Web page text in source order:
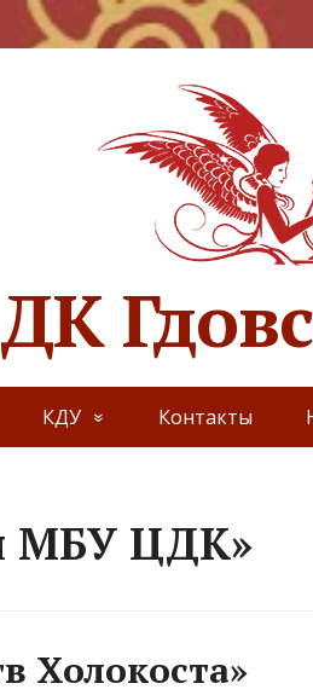
КДУ Контакты
МБУ ЦДК»
Холокоста»